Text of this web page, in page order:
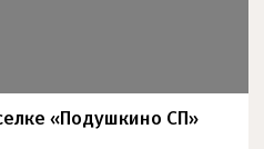
«Подушкино СП»